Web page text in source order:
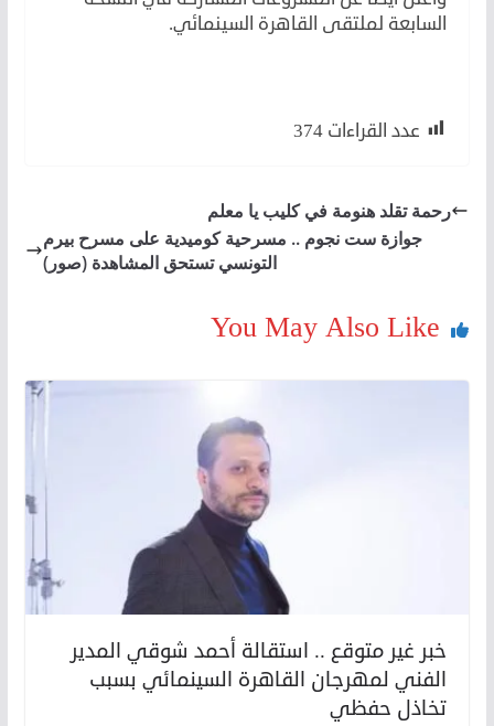
السابعة لملتقى القاهرة السينمائي.
عدد القراءات 374
رحمة تقلد هنومة في كليب يا معلم
جوازة ست نجوم .. مسرحية كوميدية على مسرح بيرم
التونسي تستحق المشاهدة (صور)
You May Also Like
خبر غير متوقع .. استقالة أحمد شوقي المدير
الفني لمهرجان القاهرة السينمائي بسبب
تخاذل حفظي